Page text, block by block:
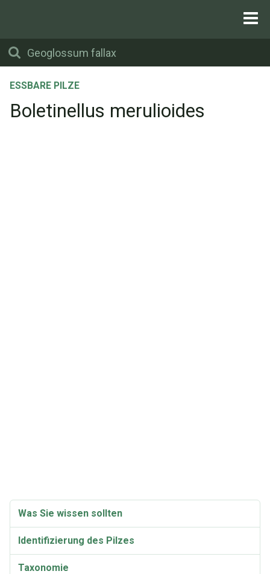
ESSBARE PILZE
Boletinellus merulioides
Was Sie wissen sollten
Identifizierung des Pilzes
Taxonomie